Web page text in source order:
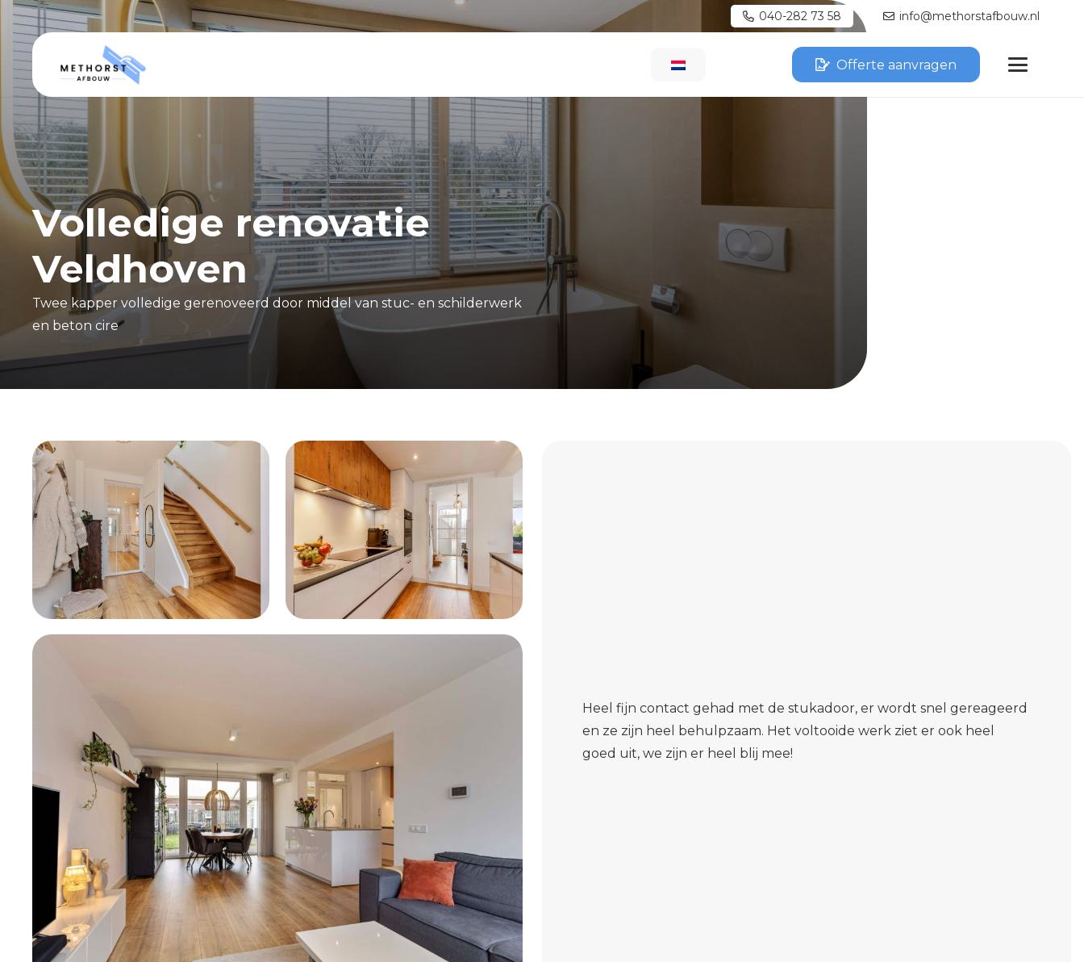
040-282 73 58 info@methorstafbouw.nl
Offerte aanvragen
Volledige renovatie
Veldhoven
Twee kapper volledige gerenoveerd door middel van stuc- en schilderwerk
en beton cire
Heel fijn contact gehad met de stukadoor, er wordt snel gereageerd
en ze zijn heel behulpzaam. Het voltooide werk ziet er ook heel
goed uit, we zijn er heel blij mee!